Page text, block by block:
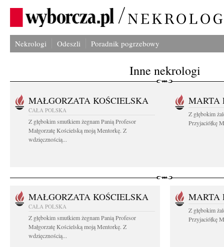
Nekrologi Odeszli Poradnik pogrzebowy
Inne nekrologi
MAŁGORZATA KOŚCIELSKA
CAŁA POLSKA
Z głębokim smutkiem żegnam Panią Profesor
Małgorzatę Kościelską moją Mentorkę. Z
wdzięcznością...
MARTA
Z głębokim
Przyjaciółkę
MAŁGORZATA KOŚCIELSKA
CAŁA POLSKA
Z głębokim smutkiem żegnam Panią Profesor
Małgorzatę Kościelską moją Mentorkę. Z
wdzięcznością...
MARTA
Z głębokim
Przyjaciółkę